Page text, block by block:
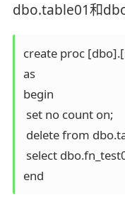
dbo.table01和
create proc
as
begin
set no count on;
delete from
select
end